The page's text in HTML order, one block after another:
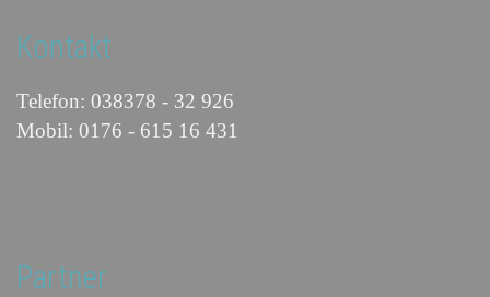
Kontakt
Telefon: 038378 - 32 926
Mobil: 0176 - 615 16 431
Partner